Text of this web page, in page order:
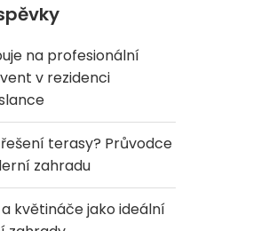
na profesionální
v rezidenci
terasy? Průvodce
zahradu
květináče jako ideální